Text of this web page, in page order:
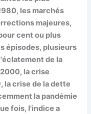
les marchés
majeures,
cent ou plus
épisodes, plusieurs
de la
la crise
crise de la dette
la pandémie
fois, l'indice a